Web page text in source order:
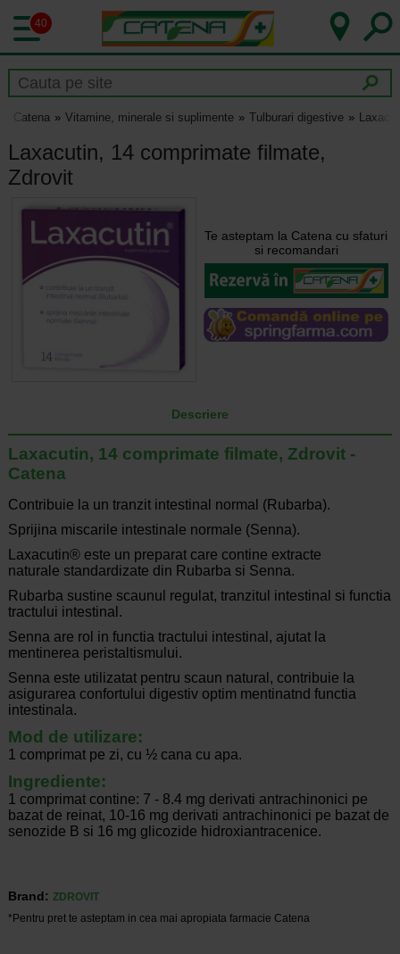
40
Catena Vitamine, minerale si suplimente Tulburari digestive
Laxacutin, 14 comprimate filmate,
Zdrovit
Te asteptam la Catena cu sfaturi
si recomandari
Descriere
Laxacutin, 14 comprimate filmate, Zdrovit -
Catena
Contribuie la un tranzit intestinal normal (Rubarba).
Sprijina miscarile intestinale normale (Senna).
Laxacutin® este un preparat care contine extracte
naturale standardizate din Rubarba si Senna.
Rubarba sustine scaunul regulat, tranzitul intestinal si functia
tractului intestinal.
Senna are rol in functia tractului intestinal, ajutat la
mentinerea peristaltismului.
Senna este utilizatat pentru scaun natural, contribuie la
asigurarea confortului digestiv optim mentinatnd functia
intestinala.
Mod de utilizare:
1 comprimat pe zi, cu ½ cana cu apa.
Ingrediente:
1 comprimat contine: 7 - 8.4 mg derivati antrachinonici pe
bazat de reinat, 10-16 mg derivati antrachinonici pe bazat de
senozide B si 16 mg glicozide hidroxiantracenice.
Brand: ZDROVIT
*Pentru pret te asteptam in cea mai apropiata farmacie Catena